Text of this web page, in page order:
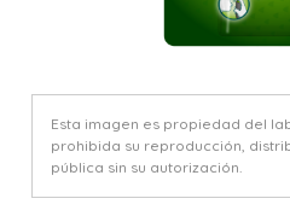
Esta imagen es propiedad del
prohibida su reproducción,
pública sin su autorización.